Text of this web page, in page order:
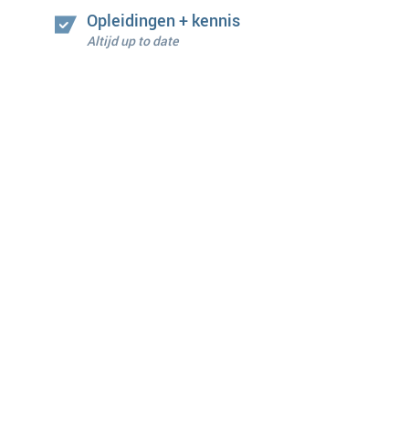
Opleidingen + kennis
Altijd up to date